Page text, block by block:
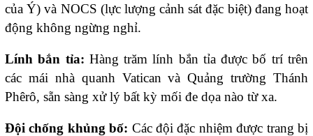
của Ý) và NOCS (lực lượng cảnh sát đặc biệt) đang hoạt
động không ngừng nghỉ.
Lính bắn tỉa: Hàng trăm lính bắn tỉa được bố trí trên
các mái nhà quanh Vatican và Quảng trường Thánh
Phêrô, sẵn sàng xử lý bất kỳ mối đe dọa nào từ xa.
Đội chống khủng bố: Các đội đặc nhiệm được trang bị